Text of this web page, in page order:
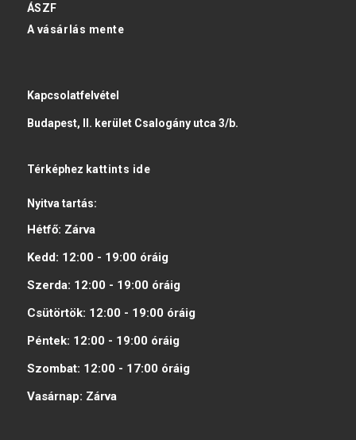
ÁSZF
A vásárlás mente
Kapcsolatfelvétel
Budapest, II. kerület Csalogány utca 3/b.
Térképhez kattints ide
Nyitva tartás:
Hétfő: Zárva
Kedd: 12:00 - 19:00 óráig
Szerda: 12:00 - 19:00 óráig
Csütörtök: 12:00 - 19:00 óráig
Péntek: 12:00 - 19:00 óráig
Szombat: 12:00 - 17:00 óráig
Vasárnap: Zárva